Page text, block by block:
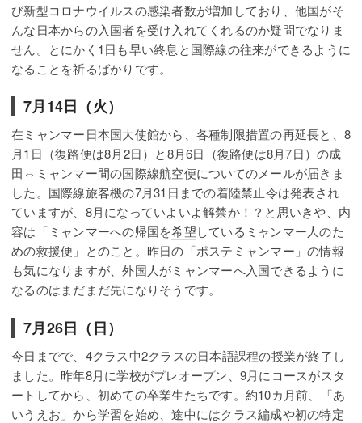
び新型コロナウイルスの感染者数が増加しており、他国がそ
んな日本からの入国者を受け入れてくれるのか疑問でなりま
せん。とにかく1日も早い終息と国際線の往来ができるように
なることを祈るばかりです。
7月14日（火）
在ミャンマー日本国大使館から、各種制限措置の再延長と、8
月1日（復路便は8月2日）と8月6日（復路便は8月7日）の成
田⇔ミャンマー間の国際線航空便についてのメールが届きま
した。国際線旅客機の7月31日までの着陸禁止令は発表され
ていますが、8月になっていよいよ解禁か！？と思いきや、内
容は「ミャンマーへの帰国を希望しているミャンマー人のた
めの救援便」とのこと。昨日の「ポステミャンマー」の情報
も気になりますが、外国人がミャンマーへ入国できるように
なるのはまだまだ先になりそうです。
7月26日（日）
今日までで、4クラス中2クラスの日本語課程の授業が終了し
ました。昨年8月に学校がプレオープン、9月にコースがスタ
ートしてから、初めての卒業生たちです。約10カ月前、「あ
いうえお」から学習を始め、途中にはクラス編成や初の特定